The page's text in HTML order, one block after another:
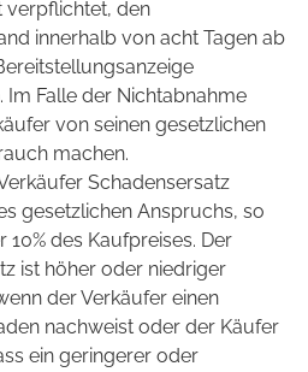
verpflichtet, den
innerhalb von acht Tagen ab
Im Falle der Nichtabnahme
von seinen gesetzlichen
machen.
Schadensersatz
gesetzlichen Anspruchs, so
10% des Kaufpreises. Der
ist höher oder niedriger
der Verkäufer einen
nachweist oder der Käufer
ein geringerer oder